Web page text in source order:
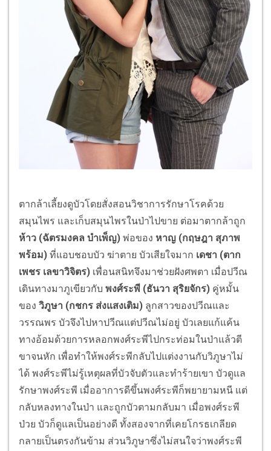
ตากล้าเลี้ยงดูบัวโดยสั่งสอนวิชาการรักษาโรคด้วย
สมุนไพร และเก็บสมุนไพรในป่าไปขาย ต่อมาตากล้าถูก
ห้าว (ฉัตรมงคล บำเพ็ญ) พ่อของ หาญ (กฤษฎา สุภาพ
พร้อม) ที่แอบชอบบัว ฆ่าตาย บัวเสียใจมาก เดชา (ตาก
เพชร เลขาวิจิตร) เพื่อนสนิทจึงมาช่วยฝังศพตา เมื่อปวีณ
เดินทางมาภูเขียวกับ พงศ์ระพี (ธันวา สุริยจักร) คู่หมั้น
ของ วิภูษา (กชกร ส่งแสงเติม) ลูกสาวของปวีณและ
วรรณพร บัวจึงไปหาปวีณแต่ปวีณไม่อยู่ บัวเลยแก้แค้น
ทางอ้อมด้วยการหลอกพงศ์ระพีไปกระท่อมในป่าแล้วตี
ขาจนหัก เพื่อทำให้พงศ์ระพีกลับไปแต่งงานกับวิภูษาไม่
ได้ พงศ์ระพีไม่รู้เหตุผลที่บัวจับตัวและทำร้ายเขา บัวดูแล
รักษาพงศ์ระพี เมื่ออาการดีขึ้นพงศ์ระพีก็พยายามหนี แต่
กลับหลงทางในป่า และถูกบัวตามกลับมา เมื่อพงศ์ระพี
ป่วย บัวก็ดูแลเป็นอย่างดี ทั้งสองจากที่เคยโกรธเกลียด
กลายเป็นตรงกันข้าม ส่วนวิภูษาซึ่งไม่สนใจว่าพงศ์ระพี